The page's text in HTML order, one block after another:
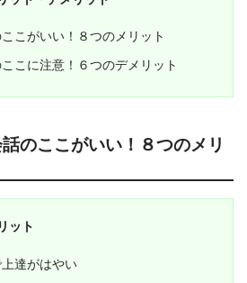
こがいい！８つのメリット
こに注意！６つのデメリット
のここがいい！８つのメリ
ット
達がはやい